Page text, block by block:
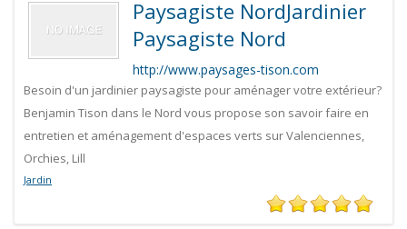
Paysagiste NordJardinier
Paysagiste Nord
http://www.paysages-tison.com
Besoin d'un jardinier paysagiste pour aménager votre extérieur?
Benjamin Tison dans le Nord vous propose son savoir faire en
entretien et aménagement d'espaces verts sur Valenciennes,
Orchies, Lill
Jardin